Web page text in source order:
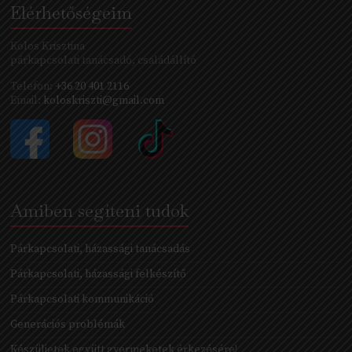
Elérhetőségeim
Kolos Krisztina
párkapcsolati tanácsadó, családállító
Telefon: +36 20 401 2116
Email: koloskriszti@gmail.com
Amiben segíteni tudok
Párkapcsolati, házassági tanácsadás
Párkapcsolati, házassági felkészítő
Párkapcsolati kommunikáció
Generációs problémák